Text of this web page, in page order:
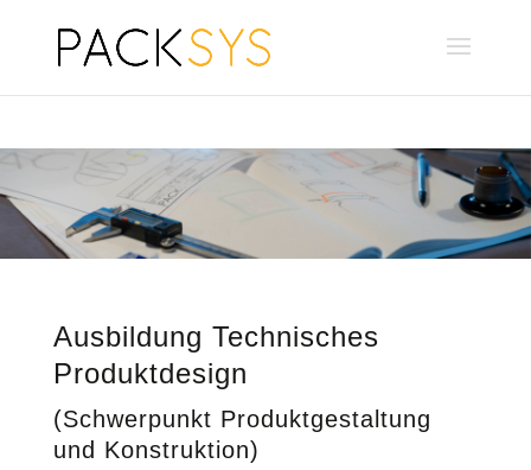
Ausbildung Technisches
Produktdesign
(Schwerpunkt Produktgestaltung
und Konstruktion)